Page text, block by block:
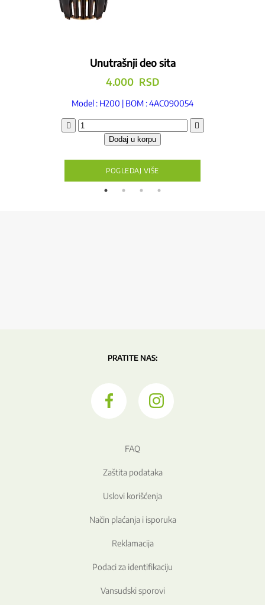
Unutrašnji deo sita
4.000 RSD
Model : H200 | BOM : 4AC090054
Unutrašnji
deo
količina
Dodaj u korpu
POGLEDAJ VIŠE
PRATITE NAS:
FAQ
Zaštita podataka
Uslovi korišćenja
Način plaćanja i isporuka
Reklamacija
Podaci za identifikaciju
Vansudski sporovi